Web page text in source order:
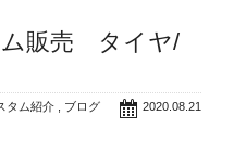
販売 タイヤ/
2020.08.21
タム紹介 ブログ